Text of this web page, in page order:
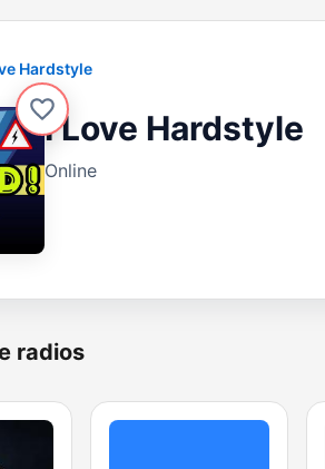
Hardstyle
I Love Hardstyle
Online
radios